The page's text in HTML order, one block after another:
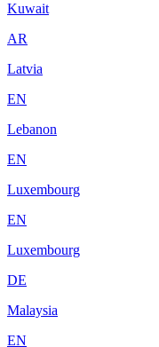
Kuwait
AR
Latvia
EN
Lebanon
EN
Luxembourg
EN
Luxembourg
DE
Malaysia
EN